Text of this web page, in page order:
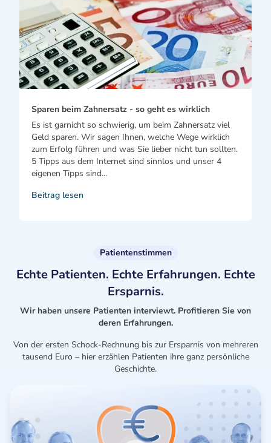
Sparen beim Zahnersatz - so geht es wirklich
Es ist garnicht so schwierig, um beim Zahnersatz viel
Geld sparen. Wir sagen Ihnen, welche Wege wirklich
zum Erfolg führen und was Sie lieber nicht tun sollten.
5 Tipps aus dem Internet sind sinnlos und unser 4
eigenen Tipps sind...
Beitrag lesen
Patientenstimmen
Echte Patienten. Echte Erfahrungen. Echte
Ersparnis.
Wir haben unsere Patienten interviewt. Profitieren Sie von
deren Erfahrungen.
Von der ersten Schock-Rechnung bis zur Ersparnis von mehreren
tausend Euro – hier erzählen Patienten ihre ganz persönliche
Geschichte.